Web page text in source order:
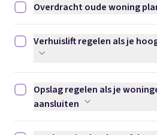
Overdracht oude woning plannen
Overdracht oude woning
Verhuislift regelen als je hoog
Verhuislift regelen als je
Opslag regelen als je woningen
Opslag regelen als je
aansluiten